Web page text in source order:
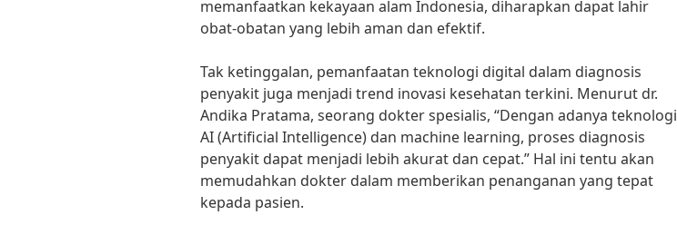
memanfaatkan kekayaan alam Indonesia, diharapkan dapat lahir
obat-obatan yang lebih aman dan efektif.
Tak ketinggalan, pemanfaatan teknologi digital dalam diagnosis
penyakit juga menjadi trend inovasi kesehatan terkini. Menurut dr.
Andika Pratama, seorang dokter spesialis, “Dengan adanya teknologi
AI (Artificial Intelligence) dan machine learning, proses diagnosis
penyakit dapat menjadi lebih akurat dan cepat.” Hal ini tentu akan
memudahkan dokter dalam memberikan penanganan yang tepat
kepada pasien.